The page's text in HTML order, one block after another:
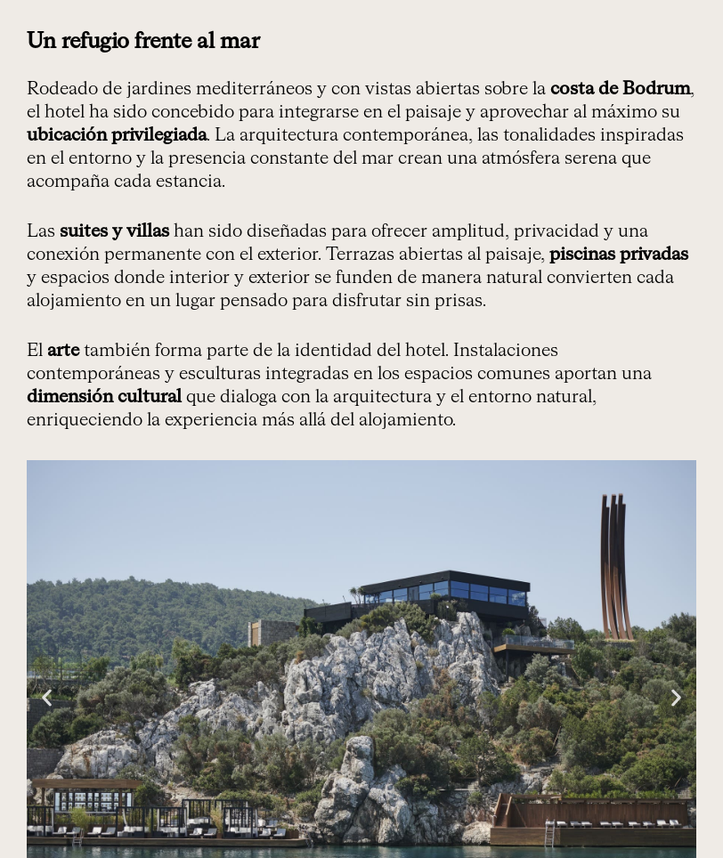
Un refugio frente al mar
Rodeado de jardines mediterráneos y con vistas abiertas sobre la costa de Bodrum,
el hotel ha sido concebido para integrarse en el paisaje y aprovechar al máximo su
ubicación privilegiada. La arquitectura contemporánea, las tonalidades inspiradas
en el entorno y la presencia constante del mar crean una atmósfera serena que
acompaña cada estancia.
Las suites y villashan sido diseñadas para ofrecer amplitud, privacidad y una
conexión permanente con el exterior. Terrazas abiertas al paisaje, piscinas privadas
y espacios donde interior y exterior se funden de manera natural convierten cada
alojamiento en un lugar pensado para disfrutar sin prisas.
El artetambién forma parte de la identidad del hotel. Instalaciones
contemporáneas y esculturas integradas en los espacios comunes aportan una
dimensión culturalque dialoga con la arquitectura y el entorno natural,
enriqueciendo la experiencia más allá del alojamiento.